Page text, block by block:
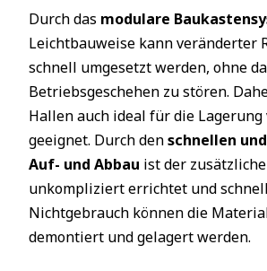
Durch das modulare
Leichtbauweise kann veränderter
schnell umgesetzt werden, ohne
Betriebsgeschehen zu stören.
Hallen auch ideal für die Lagerung
geeignet. Durch denschnellen
Auf- und Abbau ist der
unkompliziert errichtet und
Nichtgebrauch können die
demontiert und gelagert werden.